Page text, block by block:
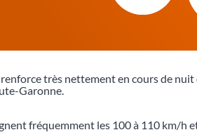
très nettement en cours de
Garonne.
fréquemment les 100 à 110 km/h